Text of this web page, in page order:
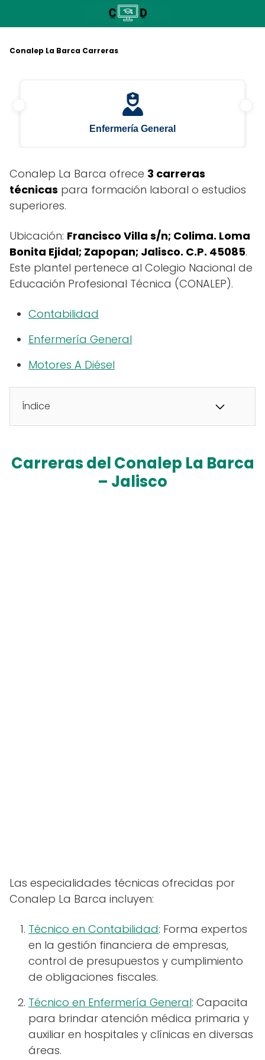
Conalep La Barca Carreras
Enfermería General
Conalep La Barca ofrece 3 carreras
técnicas para formación laboral o estudios
superiores.
Ubicación: Francisco Villa s/n; Colima. Loma
Bonita Ejidal; Zapopan; Jalisco. C.P. 45085.
Este plantel pertenece al Colegio Nacional de
Educación Profesional Técnica (CONALEP).
Contabilidad
Enfermería General
Motores A Diésel
Índice
Carreras del Conalep La Barca
– Jalisco
Las especialidades técnicas ofrecidas por
Conalep La Barca incluyen:
Técnico en Contabilidad: Forma expertos
en la gestión financiera de empresas,
control de presupuestos y cumplimiento
de obligaciones fiscales.
Técnico en Enfermería General: Capacita
para brindar atención médica primaria y
auxiliar en hospitales y clínicas en diversas
áreas.